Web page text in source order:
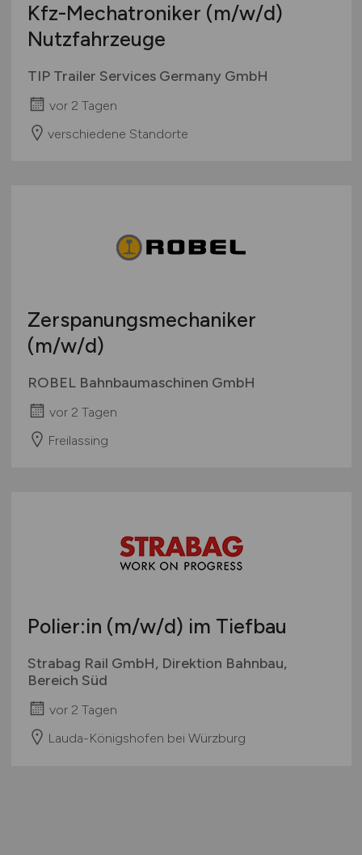
Kfz-Mechatroniker (m/w/d)
Nutzfahrzeuge
TIP Trailer Services Germany GmbH
vor 2 Tagen
verschiedene Standorte
Zerspanungsmechaniker
(m/w/d)
ROBEL Bahnbaumaschinen GmbH
vor 2 Tagen
Freilassing
Polier:in (m/w/d) im Tiefbau
Strabag Rail GmbH, Direktion Bahnbau,
Bereich Süd
vor 2 Tagen
Lauda-Königshofen bei Würzburg